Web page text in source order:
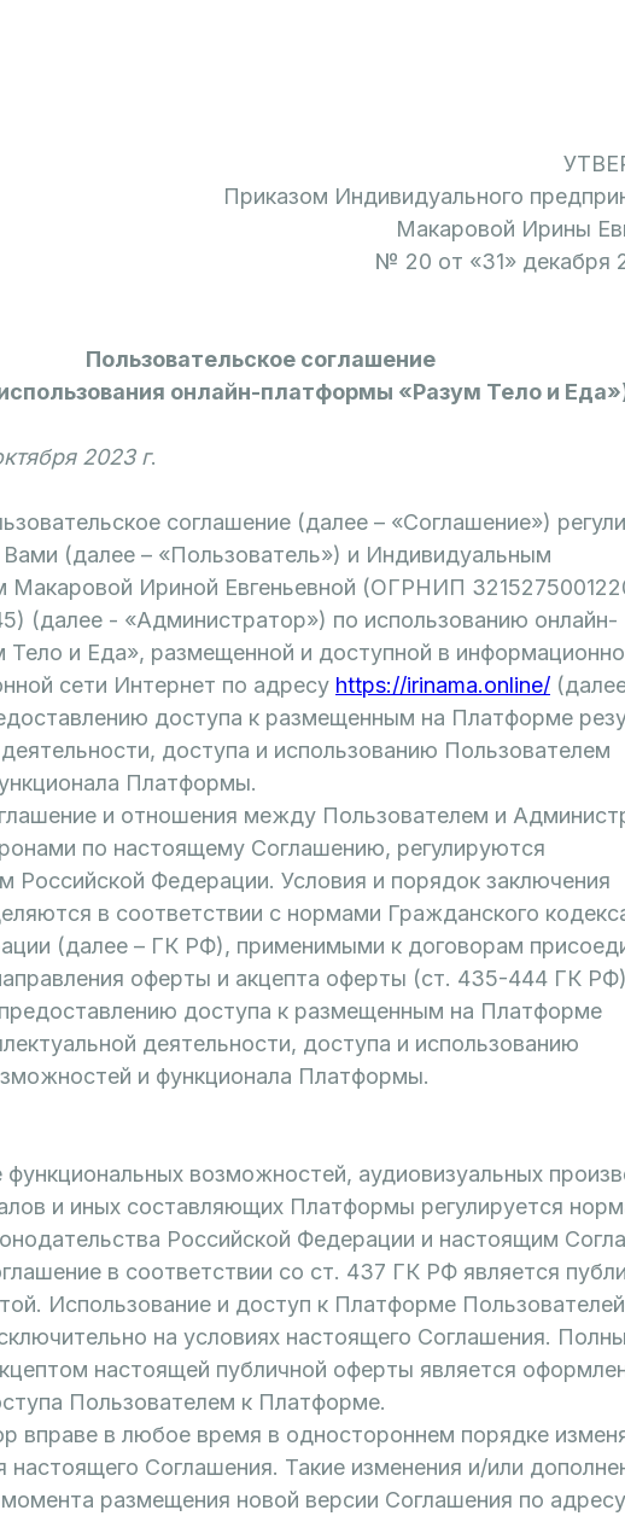
Приказом Индивидуального
Макаровой Ирины
№ 20 от «31» декабря
Пользовательское соглашение
онлайн-платформы «Разум Тело и
2023 г.
соглашение (далее – «Соглашение»)
(далее – «Пользователь») и Индивидуальным
Макаровой Ириной Евгеньевной (ОГРНИП
(далее - «Администратор») по использованию онлайн-
и Еда», размещенной и доступной в
сети Интернет по адресу https://irinama.online/
доступа к размещенным на Платформе
доступа и использованию Пользователем
Платформы.
и отношения между Пользователем и
по настоящему Соглашению, регулируются
Российской Федерации. Условия и порядок заключения
в соответствии с нормами Гражданского
(далее – ГК РФ), применимыми к договорам
оферты и акцепта оферты (ст. 435-444 ГК
предоставлению доступа к размещенным на Платформе
деятельности, доступа и использованию
и функционала Платформы.
функциональных возможностей, аудиовизуальных
и иных составляющих Платформы регулируется
Российской Федерации и настоящим
в соответствии со ст. 437 ГК РФ является
Использование и доступ к Платформе Пользователей
на условиях настоящего Соглашения.
настоящей публичной оферты является
Пользователем к Платформе.
вправе в любое время в одностороннем порядке
настоящего Соглашения. Такие изменения и/или
размещения новой версии Соглашения по